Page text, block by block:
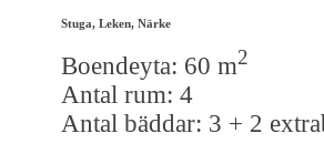
Stuga, Leken, Närke
Boendeyta: 60 m2
Antal rum: 4
Antal bäddar: 3 + 2